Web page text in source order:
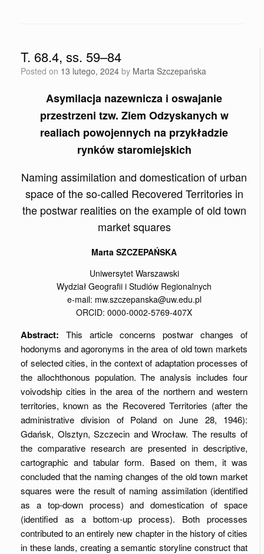
T. 68.4, ss. 59–84
Posted on 13 lutego, 2024 by Marta Szczepańska
Asymilacja nazewnicza i oswajanie
przestrzeni tzw. Ziem Odzyskanych w
realiach powojennych na przykładzie
rynków staromiejskich
Naming assimilation and domestication of urban
space of the so-called Recovered Territories in
the postwar realities on the example of old town
market squares
Marta SZCZEPAŃSKA
Uniwersytet Warszawski
Wydział Geografii i Studiów Regionalnych
e-mail: mw.szczepanska@uw.edu.pl
ORCID: 0000-0002-5769-407X
Abstract: This article concerns postwar changes of
hodonyms and agoronyms in the area of old town markets
of selected cities, in the context of adaptation processes of
the allochthonous population. The analysis includes four
voivodship cities in the area of the northern and western
territories, known as the Recovered Territories (after the
administrative division of Poland on June 28, 1946):
Gdańsk, Olsztyn, Szczecin and Wrocław. The results of
the comparative research are presented in descriptive,
cartographic and tabular form. Based on them, it was
concluded that the naming changes of the old town market
squares were the result of naming assimilation (identified
as a top-down process) and domestication of space
(identified as a bottom-up process). Both processes
contributed to an entirely new chapter in the history of cities
in these lands, creating a semantic storyline construct that